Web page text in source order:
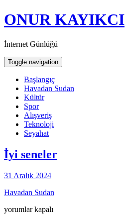
ONUR KAYIKCI
İnternet Günlüğü
Toggle navigation
Başlangıç
Havadan Sudan
Kültür
Spor
Alışveriş
Teknoloji
Seyahat
İyi seneler
31 Aralık 2024
Havadan Sudan
İyi
yorumlar kapalı